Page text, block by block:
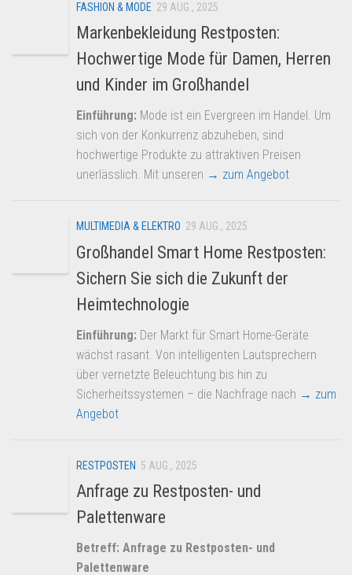
FASHION & MODE 29 AUG., 2025
Markenbekleidung Restposten:
Hochwertige Mode für Damen, Herren
und Kinder im Großhandel
Einführung: Mode ist ein Evergreen im Handel. Um
sich von der Konkurrenz abzuheben, sind
hochwertige Produkte zu attraktiven Preisen
unerlässlich. Mit unseren → zum Angebot
MULTIMEDIA & ELEKTRO 29 AUG., 2025
Großhandel Smart Home Restposten:
Sichern Sie sich die Zukunft der
Heimtechnologie
Einführung: Der Markt für Smart Home-Geräte
wächst rasant. Von intelligenten Lautsprechern
über vernetzte Beleuchtung bis hin zu
Sicherheitssystemen – die Nachfrage nach → zum
Angebot
RESTPOSTEN 5 AUG., 2025
Anfrage zu Restposten- und
Palettenware
Betreff: Anfrage zu Restposten- und
Palettenware